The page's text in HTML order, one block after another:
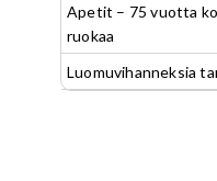
Apetit – 75 vuotta
ruokaa
Luomuvihanneksia